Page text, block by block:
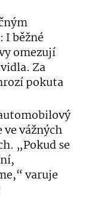
I běžné
omezují
Za
pokuta
vážných
„Pokud se
varuje